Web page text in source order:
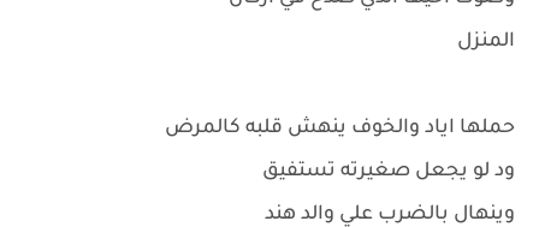
المنزل
حملها اياد والخوف ينهش قلبه كالمرض
ود لو يجعل صغيرته تستفيق
وينهال بالضرب علي والد هند